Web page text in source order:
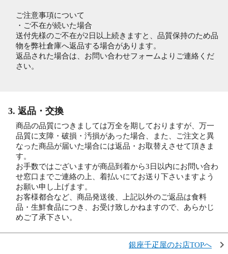
ご注意事項について
・ご不在が続いた場合
送付先様のご不在が2日以上続きますと、品質保持のため品
物を弊社倉庫へ返品する場合があります。
返品された場合は、お問い合わせフォームよりご連絡くだ
さい。
3. 返品・交換
商品の品質につきましては万全を期しておりますが、万一
品質に支障・破損・汚損があった場合、また、ご注文と異
なった商品が届いた場合には返品・お取替えさせて頂きま
す。
お手数ではございますが商品到着から3日以内にお問い合わ
せ窓口までご連絡の上、着払いにてお送り下さいますよう
お願い申し上げます。
お客様都合など、商品発送後、上記以外のご返品は食料
品・生鮮食品につき、お受け致しかねますので、あらかじ
めご了承下さい。
銀座千疋屋のお店TOPへ